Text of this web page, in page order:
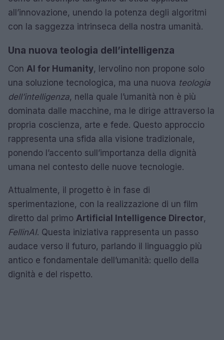
all’innovazione, unendo la potenza degli algoritmi
con la saggezza intrinseca della nostra umanità.
Una nuova teologia dell’intelligenza
Con AI for Humanity, Iervolino non propone solo
una soluzione tecnologica, ma una nuova teologia
dell’intelligenza, nella quale l’umanità non è più
dominata dalle macchine, ma le dirige attraverso la
propria coscienza, arte e fede. Questo approccio
rappresenta una sfida alla visione tradizionale,
ponendo l’accento sull’importanza della dignità
umana nel contesto delle nuove tecnologie.
Attualmente, il progetto è in fase di
sperimentazione, con la realizzazione di un film
diretto dal primo Artificial Intelligence Director,
FellinAI. Questa iniziativa rappresenta un passo
audace verso il futuro, parlando il linguaggio più
antico e fondamentale dell’umanità: quello della
dignità e del rispetto.